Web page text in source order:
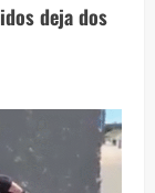
deja dos